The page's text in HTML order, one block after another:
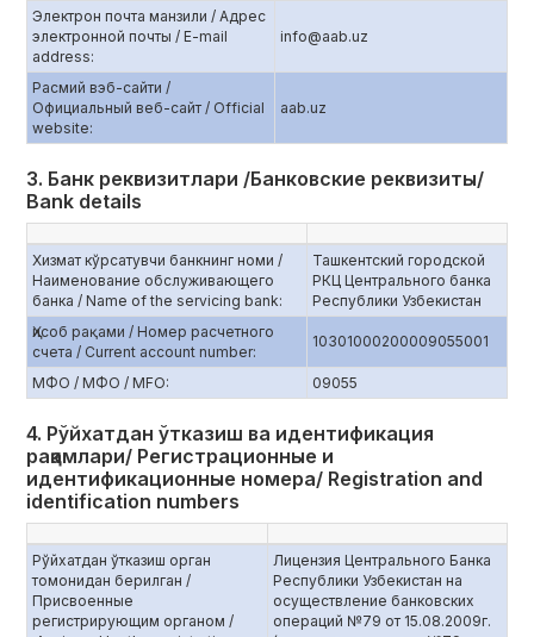
Электрон почта манзили / Адрес
электронной почты / E-mail
address:
info@aab.uz
Расмий вэб-сайти /
Официальный веб-сайт / Official
website:
aаb.uz
3. Банк реквизитлари /Банковские реквизиты/
Bank details
Хизмат кўрсатувчи банкнинг номи /
Наименование обслуживающего
банка / Name of the servicing bank:
Ташкентский городской
РКЦ Центрального банка
Республики Узбекистан
Ҳисоб рақами / Номер расчетного
счета / Current account number:
10301000200009055001
МФО / МФО / MFO: 09055
4. Рўйхатдан ўтказиш ва идентификация
рақамлари/ Регистрационные и
идентификационные номера/ Registration and
identification numbers
Рўйхатдан ўтказиш орган
томонидан берилган /
Присвоенные
регистрирующим органом /
Лицензия Центрального Банка
Республики Узбекистан на
осуществление банковских
операций №79 от 15.08.2009г.